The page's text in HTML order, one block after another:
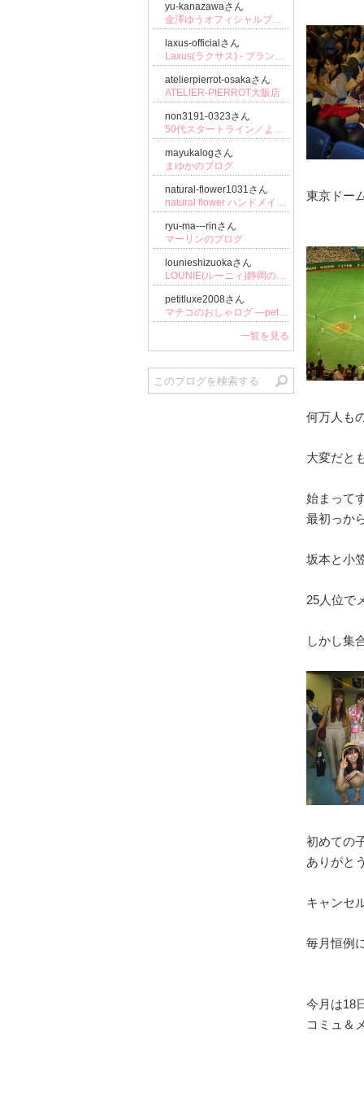
東京ドー
何万人も
大変だと
始まって
最初っか
坂本と小
25人位で
しかし集
初めての
ありがと
キャンセ
毎月恒例
今月は18
コミュ＆
yu-kanazawaさん
金澤ゆうオフィシャルブログ「金澤ゆうのhappy smile days」Powered by Ameba
laxus-officialさん
Laxus(ラクサス) - ブランドバッグ使い放題【公式ブログ】
atelierpierrot-osakaさん
ATELIER-PIERROT大阪店
non3191-0323さん
50代スタートライン／より楽しむコーデと日々の事♬.*ﾟ
mayukalogさん
まゆかのブログ
natural-flower1031さん
natural flower ハンドメイド日記☆
ryu-ma---rinさん
マーリンのブログ
lounieshizuokaさん
LOUNIE(ルーニィ)静岡のブログ
petitluxe2008さん
マチコのおしゃログ ―petit Luxe (プティリュクス)公式ブログ―
一覧を見る